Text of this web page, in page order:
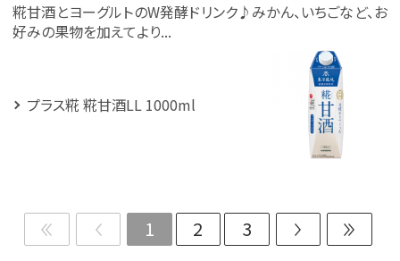
糀甘酒とヨーグルトのW発酵ドリンク♪みかん、いちごなど、お
好みの果物を加えてより...
プラス糀 糀甘酒LL 1000ml
1 2 3